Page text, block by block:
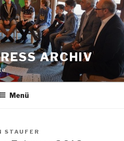
ARCHIV
Menü
STAUFER